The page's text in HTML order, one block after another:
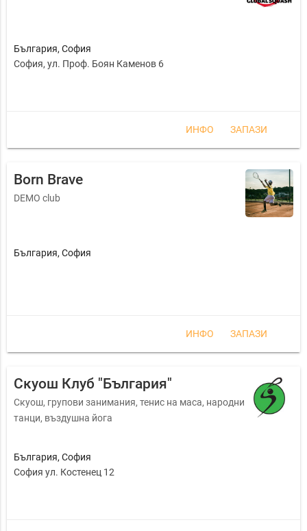
България, София
София, ул. Проф. Боян Каменов 6
ИНФО ЗАПАЗИ
Born Brave
DEMO club
България, София
ИНФО ЗАПАЗИ
Скуош Клуб "България"
Скуош, групови занимания, тенис на маса, народни
танци, въздушна йога
България, София
София ул. Костенец 12